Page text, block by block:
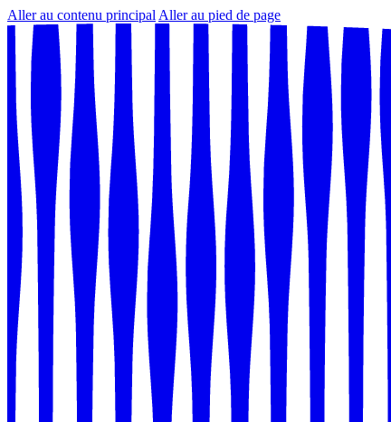
Aller au contenu principal Aller au pied de page